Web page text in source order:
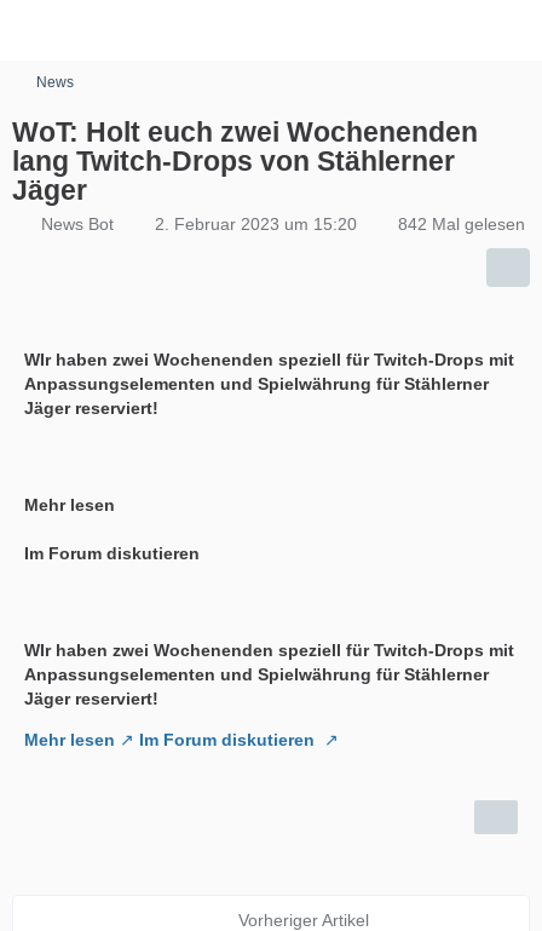
News
WoT: Holt euch zwei Wochenenden
lang Twitch-Drops von Stählerner
Jäger
News Bot 2. Februar 2023 um 15:20 842 Mal gelesen
WIr haben zwei Wochenenden speziell für Twitch-Drops mit
Anpassungselementen und Spielwährung für Stählerner
Jäger reserviert!
Mehr lesen
Im Forum diskutieren
WIr haben zwei Wochenenden speziell für Twitch-Drops mit
Anpassungselementen und Spielwährung für Stählerner
Jäger reserviert!
Mehr lesen Im Forum diskutieren
Vorheriger Artikel